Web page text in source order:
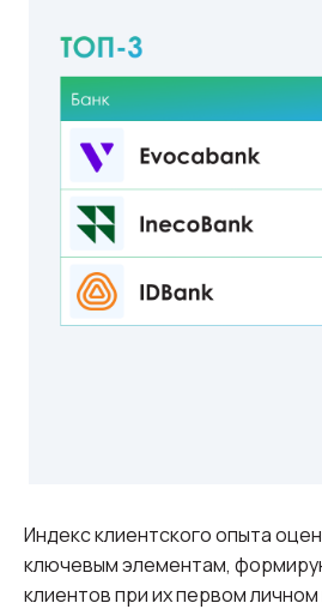
Индекс клиентского опыта
ключевым элементам,
клиентов при их первом